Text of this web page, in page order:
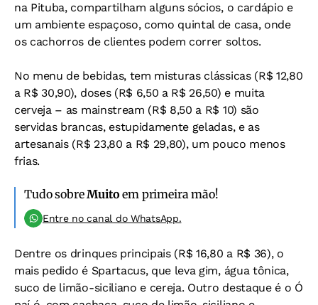
na Pituba, compartilham alguns sócios, o cardápio e
um ambiente espaçoso, como quintal de casa, onde
os cachorros de clientes podem correr soltos.
No menu de bebidas, tem misturas clássicas (R$ 12,80
a R$ 30,90), doses (R$ 6,50 a R$ 26,50) e muita
cerveja – as mainstream (R$ 8,50 a R$ 10) são
servidas brancas, estupidamente geladas, e as
artesanais (R$ 23,80 a R$ 29,80), um pouco menos
frias.
Tudo sobreMuito em primeira mão!
Entre no canal do WhatsApp.
Dentre os drinques principais (R$ 16,80 a R$ 36), o
mais pedido é Spartacus, que leva gim, água tônica,
suco de limão-siciliano e cereja. Outro destaque é o Ó